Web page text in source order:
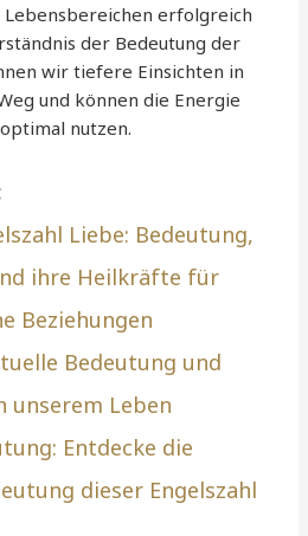
erfolgreich
der Bedeutung der
wir tiefere Einsichten in
und können die Energie
nutzen.
Liebe: Bedeutung,
ihre Heilkräfte für
Beziehungen
Bedeutung und
unserem Leben
Entdecke die
dieser Engelszahl